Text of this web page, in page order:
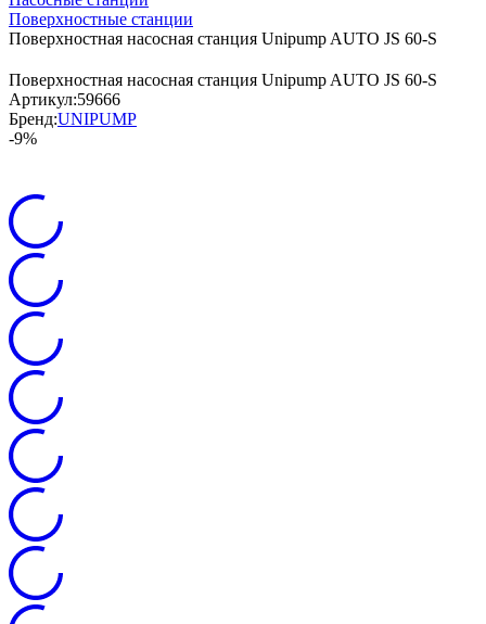
Поверхностные станции
Поверхностная насосная станция Unipump AUTO JS 60-S
Поверхностная насосная станция Unipump AUTO JS 60-S
Артикул:59666
Бренд:UNIPUMP
-9%